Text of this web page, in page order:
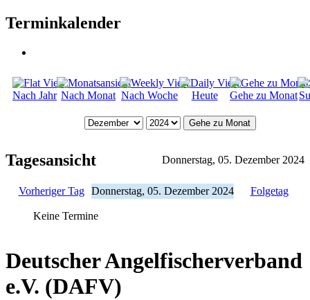
Terminkalender
Nach Jahr Nach Monat Nach Woche Heute Gehe zu Monat
Gehe zu Monat
Tagesansicht Donnerstag, 05. Dezember 2024
Vorheriger Tag Donnerstag, 05. Dezember 2024 Folgetag
Keine Termine
Deutscher Angelfischerverband
e.V. (DAFV)